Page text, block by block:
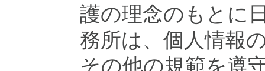
護の理念のもとに
務所は、個人情報
その他の規範を遵